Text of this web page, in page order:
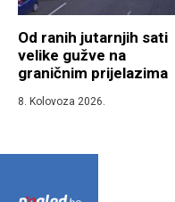
Od ranih jutarnjih sati
velike gužve na
graničnim prijelazima
8. Kolovoza 2026.